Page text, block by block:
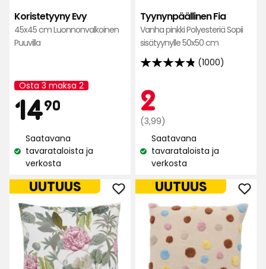
Koristetyyny Evy
45x45 cm Luonnonvalkoinen
Puuvilla
Kampanjan
nimi:
Osta 3 maksa 2
Hinta
1490
€
Katso
saatavuus:
Saatavana
tavarataloista ja
verkosta
Tyynynpäällinen Fia
Vanha pinkki Polyesteriä Sopii
sisätyynylle 50x50 cm
(1000)
4.8
5:stä,
1000
arvostelun
perusteella
2
€
Normaali
hinta
3,99
€
(3,99)
Katso
saatavuus:
Saatavana
tavarataloista ja
verkosta
UUTUUS
Lisää
Tyynynpäällinen
Céline
suosikkeihin
UUTUUS